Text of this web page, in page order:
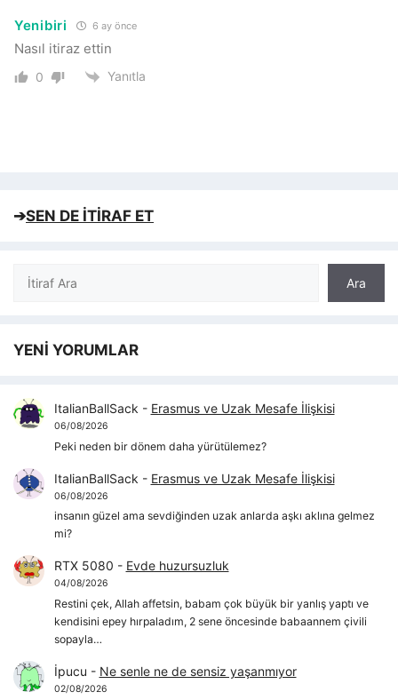
Yenibiri 6 ay önce
Nasıl itiraz ettin
0 Yanıtla
➔SEN DE İTİRAF ET
Ara
Ara
YENİ YORUMLAR
ItalianBallSack - Erasmus ve Uzak Mesafe İlişkisi
06/08/2026
Peki neden bir dönem daha yürütülemez?
ItalianBallSack - Erasmus ve Uzak Mesafe İlişkisi
06/08/2026
insanın güzel ama sevdiğinden uzak anlarda aşkı aklına gelmez
mi?
RTX 5080 - Evde huzursuzluk
04/08/2026
Restini çek, Allah affetsin, babam çok büyük bir yanlış yaptı ve
kendisini epey hırpaladım, 2 sene öncesinde babaannem çivili
sopayla…
İpucu - Ne senle ne de sensiz yaşanmıyor
02/08/2026